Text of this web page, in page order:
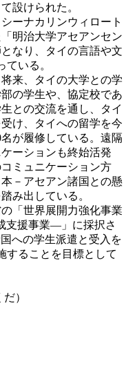
設けられた。
ーナカリンウィロート
明治大学アセアンセン
なり、タイの言語や文
いる。
来、タイの大学との学
の学生や、協定校であ
との交流を通し、タイ
け、タイへの留学を今
が履修している。遠隔
ーションも終始活発
ミュニケーション方
－アセアン諸国との懸
み出している。
「世界展開力強化事業
支援事業―」に採択さ
への学生派遣と受入を
することを目標として
くだ）